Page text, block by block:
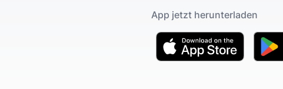
App jetzt herunterladen